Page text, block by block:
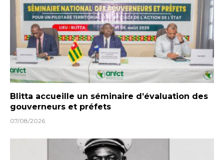
Blitta accueille un séminaire d’évaluation des
gouverneurs et préfets
07/08/2026